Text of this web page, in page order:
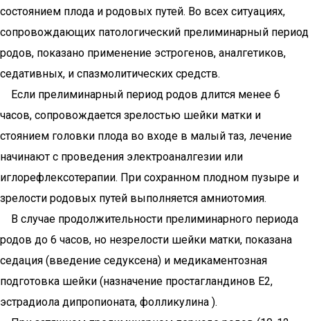
состоянием плода и родовых путей. Во всех ситуациях,
сопровождающих патологический прелиминарный период
родов, показано применение эстрогенов, аналгетиков,
седативных, и спазмолитических средств.
Если прелиминарный период родов длится менее 6
часов, сопровождается зрелостью шейки матки и
стоянием головки плода во входе в малый таз, лечение
начинают с проведения электроаналгезии или
иглорефлексотерапии. При сохранном плодном пузыре и
зрелости родовых путей выполняется амниотомия.
В случае продолжительности прелиминарного периода
родов до 6 часов, но незрелости шейки матки, показана
седация (введение седуксена) и медикаментозная
подготовка шейки (назначение простагландинов Е2,
эстрадиола дипропионата, фолликулина ).